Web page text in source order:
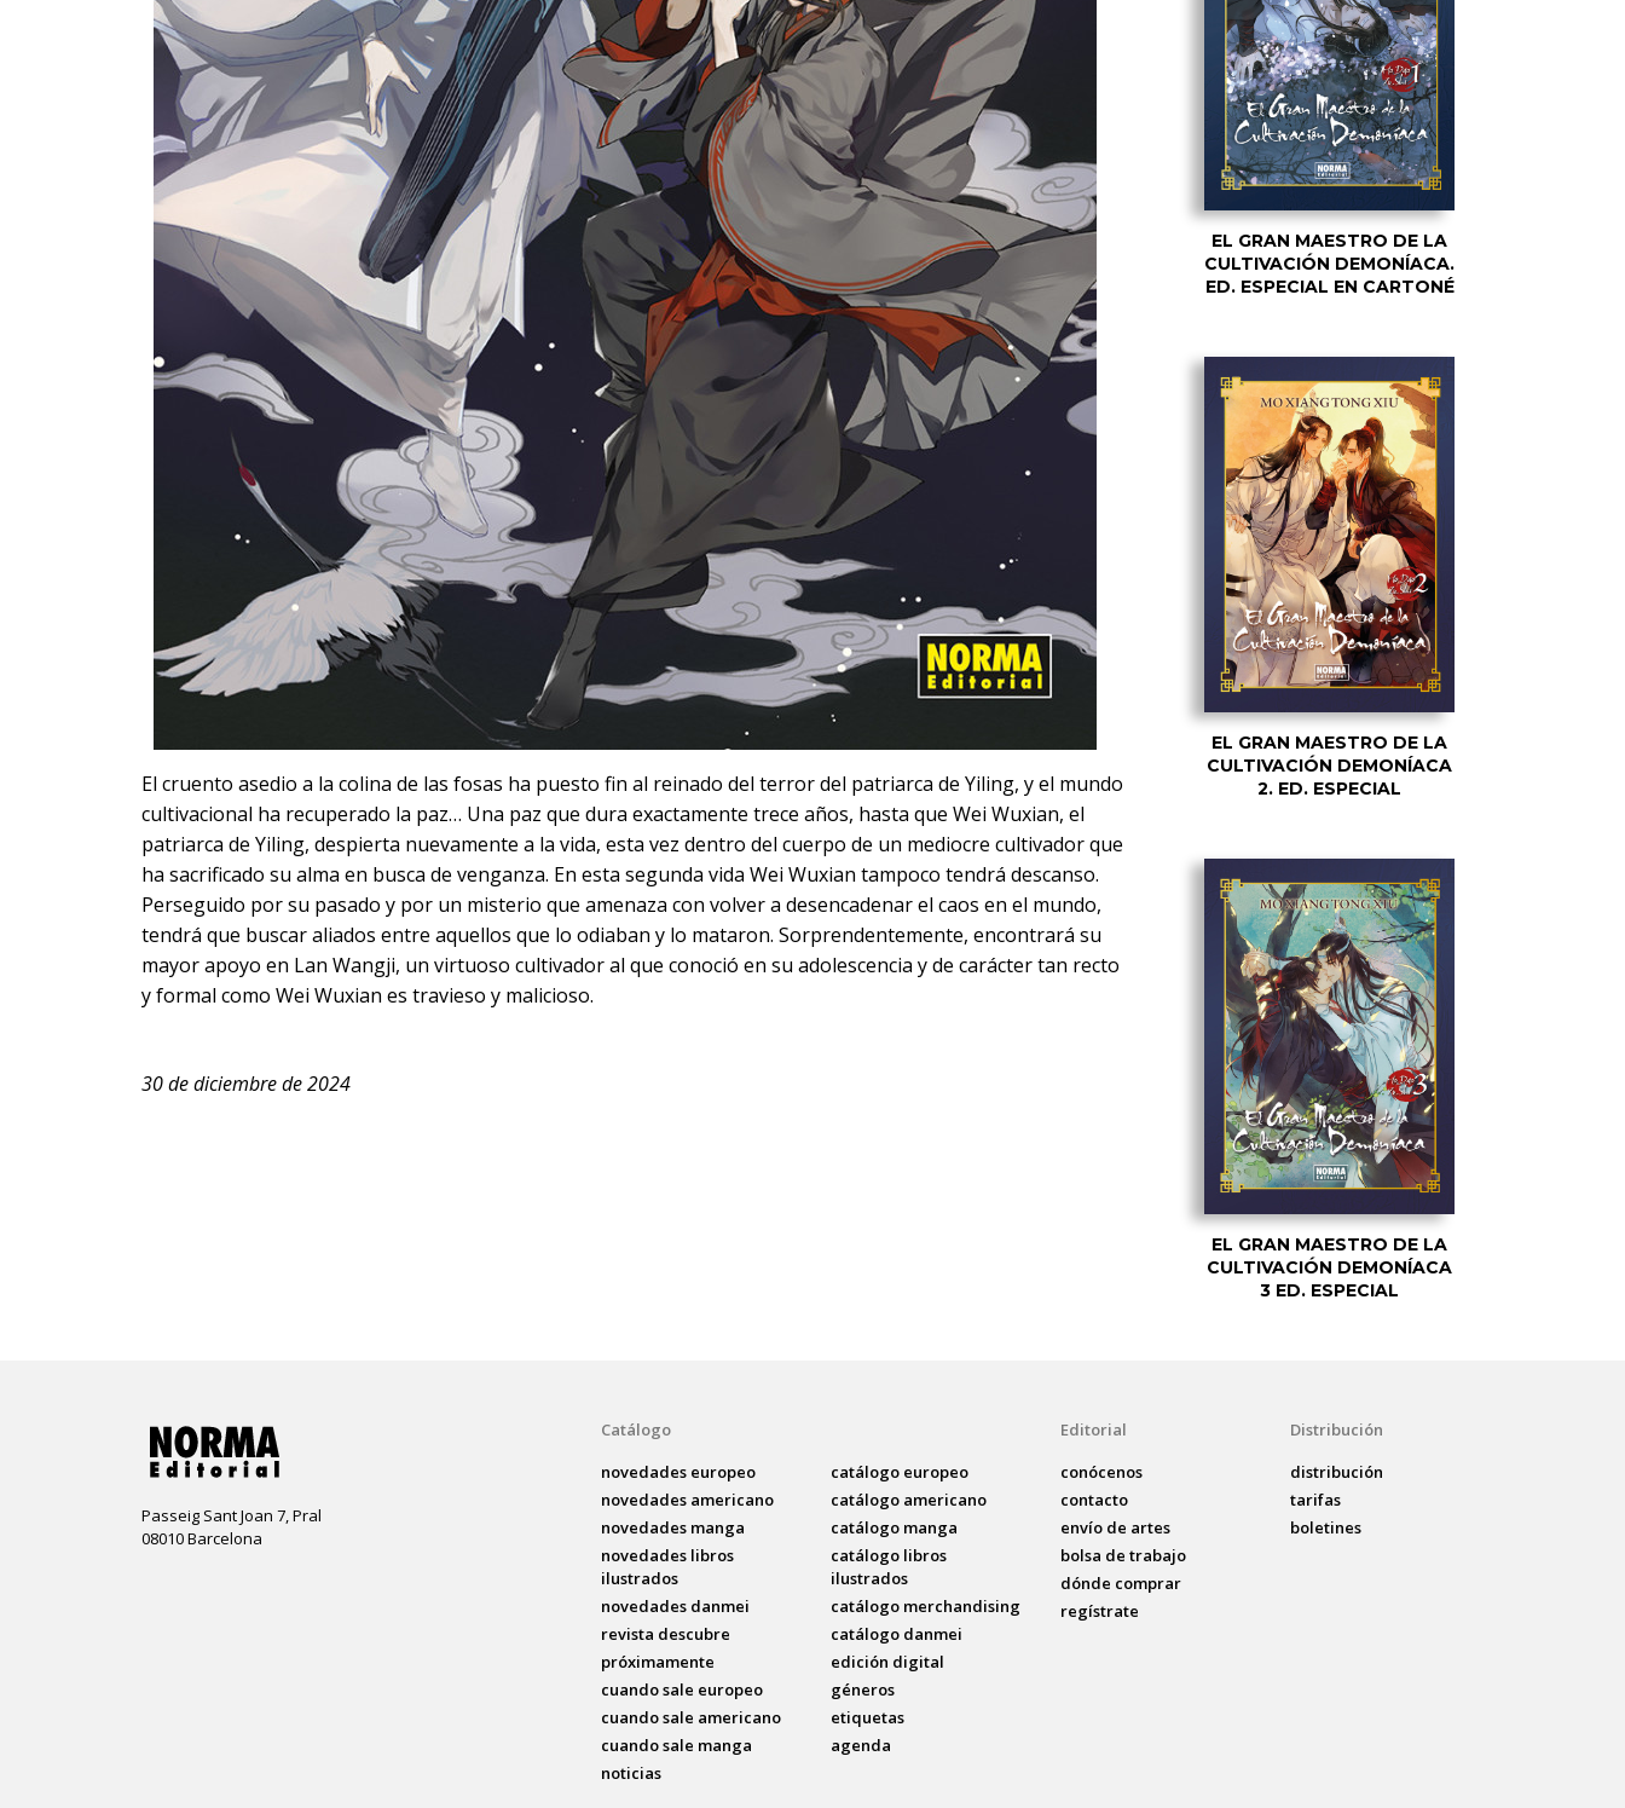
El cruento asedio a la colina de las fosas ha puesto fin al reinado del terror del patriarca de Yiling, y el mundo
cultivacional ha recuperado la paz… Una paz que dura exactamente trece años, hasta que Wei Wuxian, el
patriarca de Yiling, despierta nuevamente a la vida, esta vez dentro del cuerpo de un mediocre cultivador que
ha sacrificado su alma en busca de venganza. En esta segunda vida Wei Wuxian tampoco tendrá descanso.
Perseguido por su pasado y por un misterio que amenaza con volver a desencadenar el caos en el mundo,
tendrá que buscar aliados entre aquellos que lo odiaban y lo mataron. Sorprendentemente, encontrará su
mayor apoyo en Lan Wangji, un virtuoso cultivador al que conoció en su adolescencia y de carácter tan recto
y formal como Wei Wuxian es travieso y malicioso.
30 de diciembre de 2024
EL GRAN MAESTRO DE LA
CULTIVACIÓN DEMONÍACA.
ED. ESPECIAL EN CARTONÉ
EL GRAN MAESTRO DE LA
CULTIVACIÓN DEMONÍACA
2. ED. ESPECIAL
EL GRAN MAESTRO DE LA
CULTIVACIÓN DEMONÍACA
3 ED. ESPECIAL
Passeig Sant Joan 7, Pral
08010 Barcelona
Catálogo
novedades europeo
novedades americano
novedades manga
novedades libros
ilustrados
novedades danmei
revista descubre
próximamente
cuando sale europeo
cuando sale americano
cuando sale manga
noticias
catálogo europeo
catálogo americano
catálogo manga
catálogo libros
ilustrados
catálogo merchandising
catálogo danmei
edición digital
géneros
etiquetas
agenda
Editorial
conócenos
contacto
envío de artes
bolsa de trabajo
dónde comprar
regístrate
Distribución
distribución
tarifas
boletines